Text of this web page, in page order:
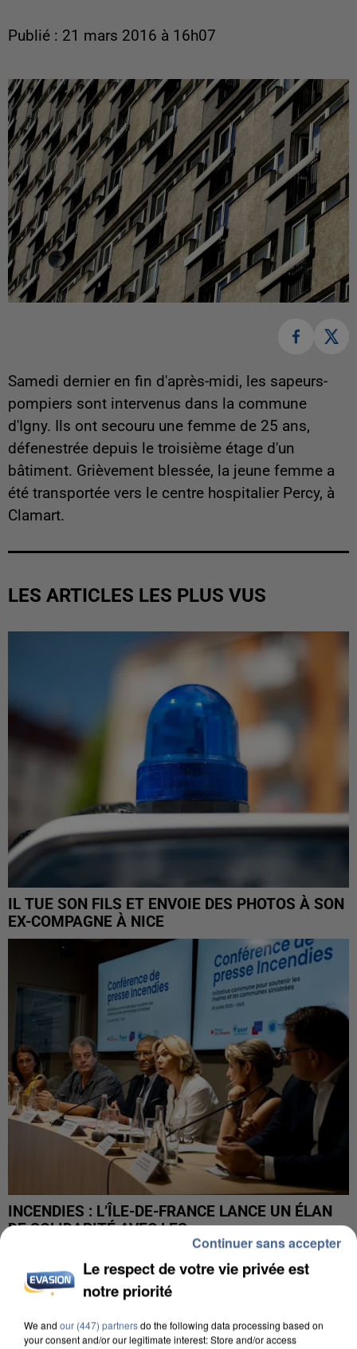
Publié : 21 mars 2016 à 16h07
Samedi dernier en fin d'après-midi, les sapeurs-
pompiers sont intervenus dans la commune
d'Igny. Ils ont secouru une femme de 25 ans,
défenestrée depuis le troisième étage d'un
bâtiment. Grièvement blessée, la jeune femme a
été transportée vers le centre hospitalier Percy, à
Clamart.
LES ARTICLES LES PLUS VUS
IL TUE SON FILS ET ENVOIE DES PHOTOS À SON
EX-COMPAGNE À NICE
INCENDIES : L’ÎLE-DE-FRANCE LANCE UN ÉLAN
DE SOLIDARITÉ AVEC LES...
Le respect de votre vie privée est
notre priorité
We and our (447) partnersdo the following data processing based on
your consent and/or our legitimate interest: Store and/or access
Continuer sans accepter